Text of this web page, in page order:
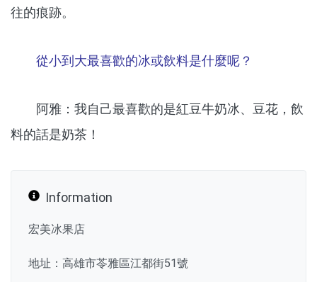
往的痕跡。
從小到大最喜歡的冰或飲料是什麼呢？
阿雅：我自己最喜歡的是紅豆牛奶冰、豆花，飲
料的話是奶茶！
Information
宏美冰果店
地址：高雄市苓雅區江都街51號